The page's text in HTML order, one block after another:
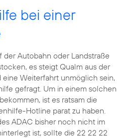
bei einer
Autobahn oder Landstraße
es steigt Qualm aus der
Weiterfahrt unmöglich sein,
gefragt. Um in einem solchen
ist es ratsam die
Hotline parat zu haben.
ADAC bisher noch nicht im
ist, sollte die 22 22 22